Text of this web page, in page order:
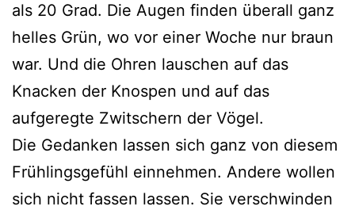
als 20 Grad. Die Augen finden überall ganz
helles Grün, wo vor einer Woche nur braun
war. Und die Ohren lauschen auf das
Knacken der Knospen und auf das
aufgeregte Zwitschern der Vögel.
Die Gedanken lassen sich ganz von diesem
Frühlingsgefühl einnehmen. Andere wollen
sich nicht fassen lassen. Sie verschwinden